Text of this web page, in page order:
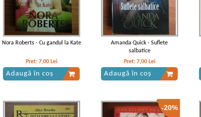
Nora Roberts - Cu gandul la Kate
Pret: 7,00 Lei
Adaugă în coș
Amanda Quick - Suflete
salbatice
Pret: 7,00 Lei
Adaugă în coș
-20%